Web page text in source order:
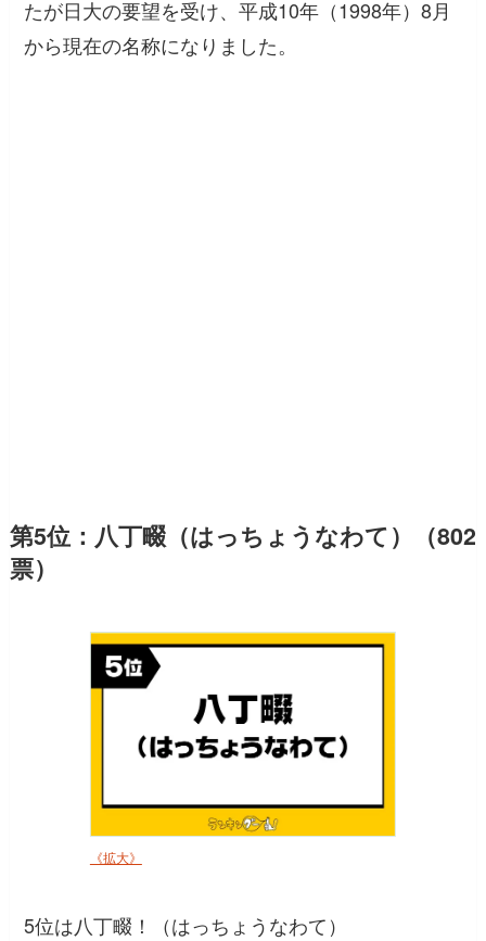
たが日大の要望を受け、平成10年（1998年）8月
から現在の名称になりました。
第5位：八丁畷（はっちょうなわて）（802
票）
《拡大》
5位は八丁畷！（はっちょうなわて）